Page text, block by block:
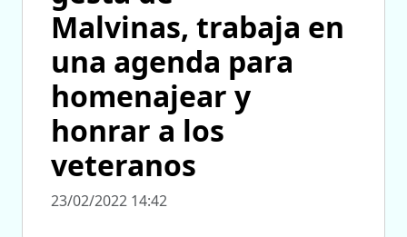
Malvinas, trabaja en
una agenda para
homenajear y
honrar a los
veteranos
23/02/2022 14:42